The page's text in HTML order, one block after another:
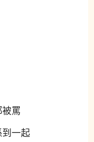
罵
一起